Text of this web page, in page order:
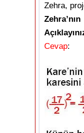
Zehra,
Cevap: